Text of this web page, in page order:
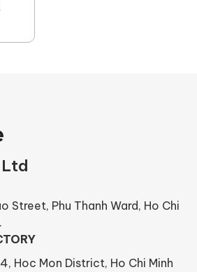
Street, Phu Thanh Ward, Ho Chi
Hoc Mon District, Ho Chi Minh